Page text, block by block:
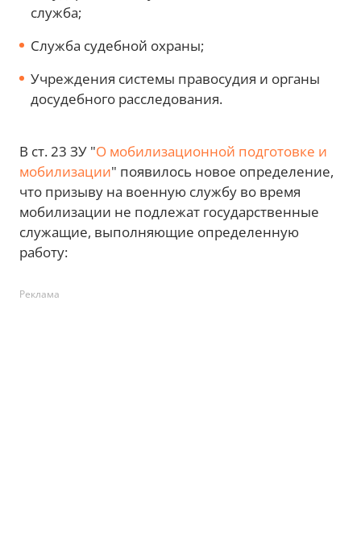
служба;
Служба судебной охраны;
Учреждения системы правосудия и органы
досудебного расследования.
В ст. 23 ЗУ "О мобилизационной подготовке и
мобилизации" появилось новое определение,
что призыву на военную службу во время
мобилизации не подлежат государственные
служащие, выполняющие определенную
работу:
Реклама